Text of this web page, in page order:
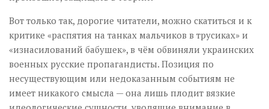
Вот только так, дорогие читатели, можно скатиться и к
критике «распятия на танках мальчиков в трусиках» и
«изнасилований бабушек», в чём обвиняли украинских
военных русские пропагандисты. Позиция по
несуществующим или недоказанным событиям не
имеет никакого смысла — она лишь плодит вязкие